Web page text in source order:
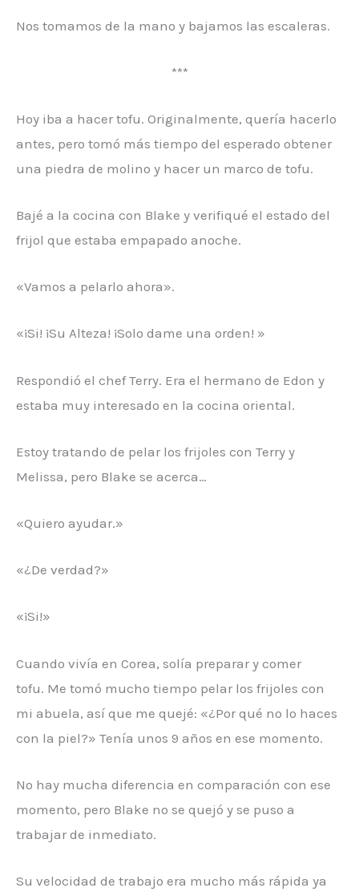
Nos tomamos de la mano y bajamos las escaleras.
***
Hoy iba a hacer tofu. Originalmente, quería hacerlo
antes, pero tomó más tiempo del esperado obtener
una piedra de molino y hacer un marco de tofu.
Bajé a la cocina con Blake y verifiqué el estado del
frijol que estaba empapado anoche.
«Vamos a pelarlo ahora».
«¡Si! ¡Su Alteza! ¡Solo dame una orden! »
Respondió el chef Terry. Era el hermano de Edon y
estaba muy interesado en la cocina oriental.
Estoy tratando de pelar los frijoles con Terry y
Melissa, pero Blake se acerca…
«Quiero ayudar.»
«¿De verdad?»
«¡Si!»
Cuando vivía en Corea, solía preparar y comer
tofu. Me tomó mucho tiempo pelar los frijoles con
mi abuela, así que me quejé: «¿Por qué no lo haces
con la piel?» Tenía unos 9 años en ese momento.
No hay mucha diferencia en comparación con ese
momento, pero Blake no se quejó y se puso a
trabajar de inmediato.
Su velocidad de trabajo era mucho más rápida ya